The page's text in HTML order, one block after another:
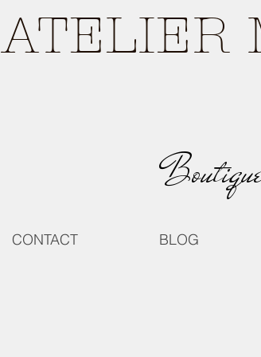
ATELIER
CONTACT BLOG